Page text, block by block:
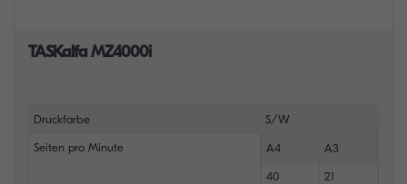
TASKalfa MZ4000i
Druckfarbe S/W
Seiten pro Minute A4 A3
40 21